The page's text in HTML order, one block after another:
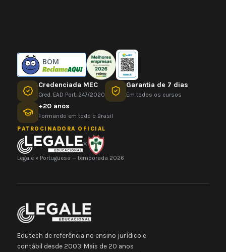
BOM
Credenciada MEC
Cred. EAD Port. 247/2020
Garantia de 7 dias
Em todos os cursos
+20 anos
Formando em todo o Brasil
PATROCINADORA OFICIAL
×
Legale × Portuguesa — temporada 2026
Edutech de referência no ensino jurídico e
contábil desde 2003. Mais de 20 anos